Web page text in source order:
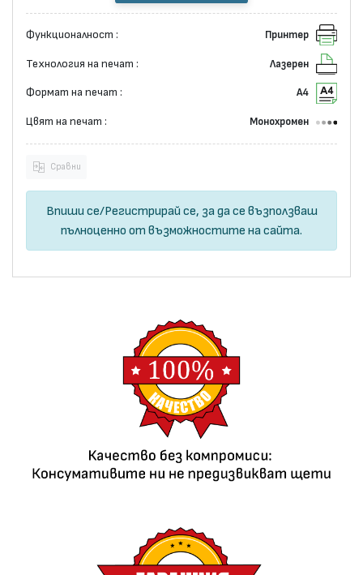
Функционалност : Принтер
Технология на печат : Лазерен
Формат на печат : А4
Цвят на печат : Монохромен
Сравни
Впиши се/Регистрирай се, за да се възползваш
пълноценно от възможностите на сайта.